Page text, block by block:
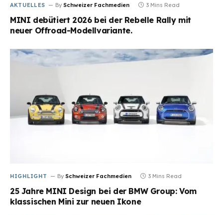
AKTUELLES By Schweizer Fachmedien 3 Mins Read
MINI debütiert 2026 bei der Rebelle Rally mit
neuer Offroad-Modellvariante.
HIGHLIGHT By Schweizer Fachmedien 3 Mins Read
25 Jahre MINI Design bei der BMW Group: Vom
klassischen Mini zur neuen Ikone